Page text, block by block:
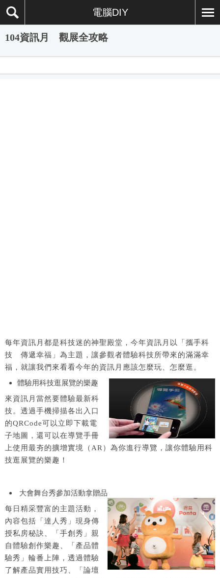
電腦DIY
104資訊月 觀展全攻略
每年資訊月都是科技迷的神聖殿堂，今年資訊月以「攜手科
技 傳遞幸福」為主題，讓參觀者體驗科技所帶來的滿滿幸
福，就讓我們來看看今年的資訊月應該怎麼玩、怎麼逛。
體驗用科技逛展覽的樂趣
來資訊月當然要體驗最新科
技。透過手機掃描各出入口
的QRCode可以立即下載電
子地圖，還可以在導覽手冊
上使用最夯的擴增實境（AR）為你進行導覽，讓你體驗用科
技逛展覽的樂趣！
大會舞台秀參加活動拿贈品
每日精采豐富的主題活動，
內容包括「達人秀」現身傳
授私房秘訣、「手創秀」親
自體驗創作樂趣、「產品體
驗秀」輪番上陣，透過體驗
了解產品實用技巧、「論壇